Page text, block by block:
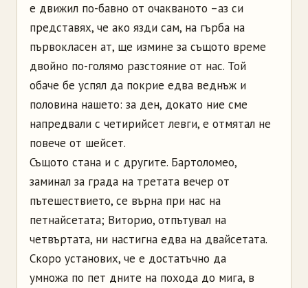
е движил по-бавно от очакваното –аз си
представях, че ако язди сам, на гърба на
първокласен ат, ще измине за същото време
двойно по-голямо разстояние от нас. Той
обаче бе успял да покрие едва веднъж и
половина нашето: за ден, докато ние сме
напредвали с четирийсет левги, е отмятал не
повече от шейсет.
Същото стана и с другите. Бартоломео,
заминал за града на третата вечер от
пътешествието, се върна при нас на
петнайсетата; Виторио, отпътувал на
четвъртата, ни настигна едва на двайсетата.
Скоро установих, че е достатъчно да
умножа по пет дните на похода до мига, в